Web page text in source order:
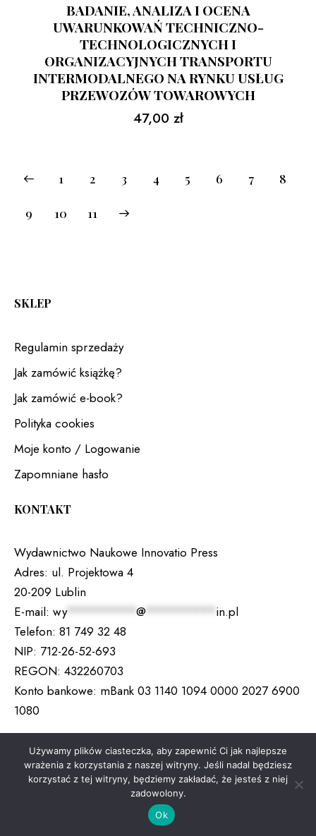
BADANIE, ANALIZA I OCENA
UWARUNKOWAŃ TECHNICZNO-
TECHNOLOGICZNYCH I
ORGANIZACYJNYCH TRANSPORTU
INTERMODALNEGO NA RYNKU USŁUG
PRZEWOZÓW TOWAROWYCH
47,00 zł
1 2 3 4 5 6 7 8
9 10 11
→
SKLEP
Regulamin sprzedaży
Jak zamówić książkę?
Jak zamówić e-book?
Polityka cookies
Moje konto / Logowanie
Zapomniane hasło
KONTAKT
Wydawnictwo Naukowe Innovatio Press
Adres: ul. Projektowa 4
20-209 Lublin
E-mail: wy*********@********* in.pl
Telefon: 81 749 32 48
NIP: 712-26-52-693
REGON: 432260703
Konto bankowe: mBank 03 1140 1094 0000 2027 6900
1080
TWÓJ KOSZYK
Brak produktów w koszyku.
Używamy plików ciasteczka, aby zapewnić Ci jak najlepsze
wrażenia z korzystania z naszej witryny. Jeśli nadal będziesz
korzystać z tej witryny, będziemy zakładać, że jesteś z niej
zadowolony.
Ok